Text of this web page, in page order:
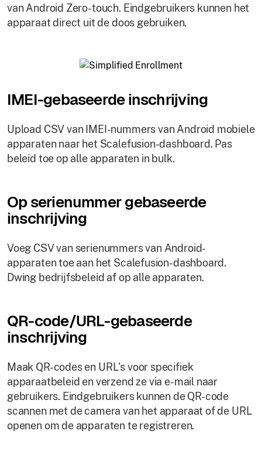
van Android Zero-touch. Eindgebruikers kunnen het
apparaat direct uit de doos gebruiken.
IMEI-gebaseerde inschrijving
Upload CSV van IMEI-nummers van Android mobiele
apparaten naar het Scalefusion-dashboard. Pas
beleid toe op alle apparaten in bulk.
Op serienummer gebaseerde
inschrijving
Voeg CSV van serienummers van Android-
apparaten toe aan het Scalefusion-dashboard.
Dwing bedrijfsbeleid af op alle apparaten.
QR-code/URL-gebaseerde
inschrijving
Maak QR-codes en URL's voor specifiek
apparaatbeleid en verzend ze via e-mail naar
gebruikers. Eindgebruikers kunnen de QR-code
scannen met de camera van het apparaat of de URL
openen om de apparaten te registreren.